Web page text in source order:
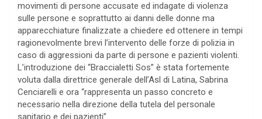
movimenti di persone accusate ed indagate di violenza
sulle persone e soprattutto ai danni delle donne ma
apparecchiature finalizzate a chiedere ed ottenere in tempi
ragionevolmente brevi l’intervento delle forze di polizia in
caso di aggressioni da parte di persone e pazienti violenti.
L’introduzione dei “Braccialetti Sos” è stata fortemente
voluta dalla direttrice generale dell’Asl di Latina, Sabrina
Cenciarelli e ora “rappresenta un passo concreto e
necessario nella direzione della tutela del personale
sanitario e dei pazienti”.